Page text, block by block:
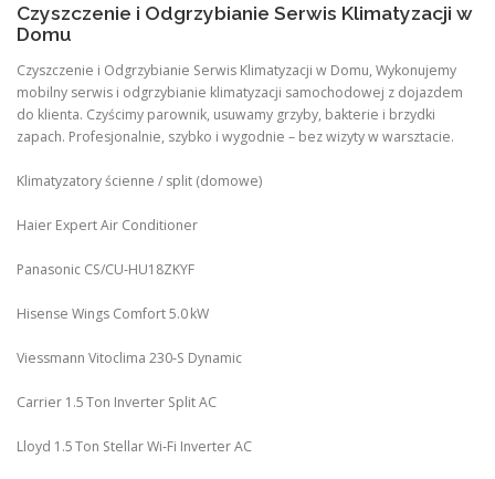
Czyszczenie i Odgrzybianie Serwis Klimatyzacji w
Domu
Czyszczenie i Odgrzybianie Serwis Klimatyzacji w Domu, Wykonujemy
mobilny serwis i odgrzybianie klimatyzacji samochodowej z dojazdem
do klienta. Czyścimy parownik, usuwamy grzyby, bakterie i brzydki
zapach. Profesjonalnie, szybko i wygodnie – bez wizyty w warsztacie.
Klimatyzatory ścienne / split (domowe)
Haier Expert Air Conditioner
Panasonic CS/CU‑HU18ZKYF
Hisense Wings Comfort 5.0 kW
Viessmann Vitoclima 230‑S Dynamic
Carrier 1.5 Ton Inverter Split AC
Lloyd 1.5 Ton Stellar Wi‑Fi Inverter AC